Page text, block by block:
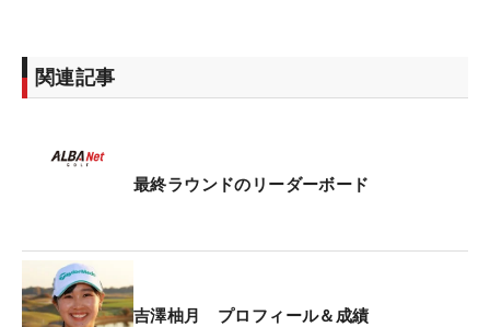
ー・9位タイにつけている。
関連記事
最終ラウンドのリーダーボード
吉澤柚月 プロフィール＆成績